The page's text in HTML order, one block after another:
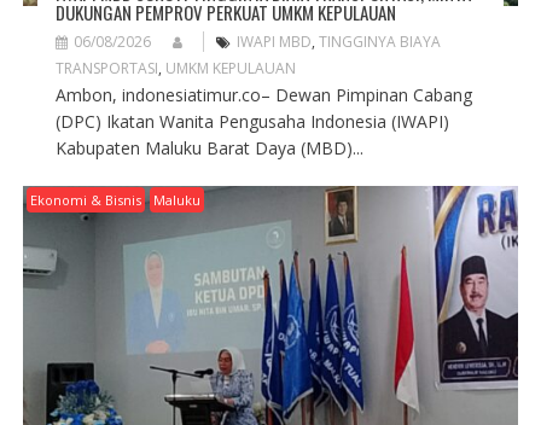
DUKUNGAN PEMPROV PERKUAT UMKM KEPULAUAN
06/08/2026 IWAPI MBD, TINGGINYA BIAYA
TRANSPORTASI, UMKM KEPULAUAN
Ambon, indonesiatimur.co– Dewan Pimpinan Cabang
(DPC) Ikatan Wanita Pengusaha Indonesia (IWAPI)
Kabupaten Maluku Barat Daya (MBD)...
Ekonomi & Bisnis Maluku